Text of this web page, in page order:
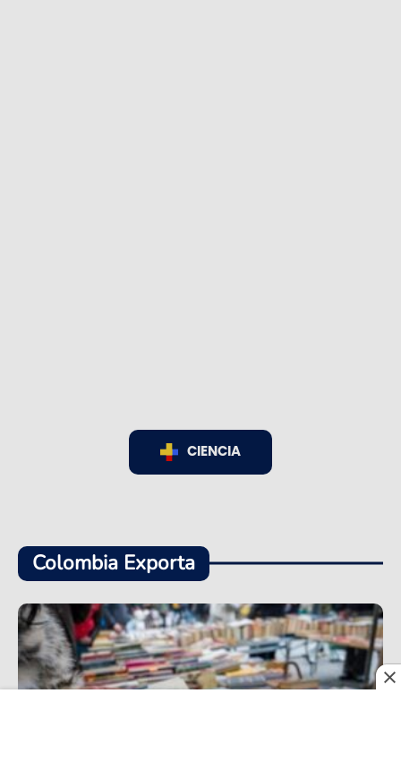
CIENCIA
Colombia Exporta